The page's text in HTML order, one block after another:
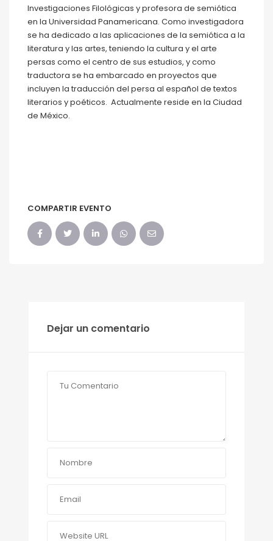
Investigaciones Filológicas y profesora de semiótica
en la Universidad Panamericana. Como investigadora
se ha dedicado a las aplicaciones de la semiótica a la
literatura y las artes, teniendo la cultura y el arte
persas como el centro de sus estudios, y como
traductora se ha embarcado en proyectos que
incluyen la traducción del persa al español de textos
literarios y poéticos. Actualmente reside en la Ciudad
de México.
COMPARTIR EVENTO
Dejar un comentario